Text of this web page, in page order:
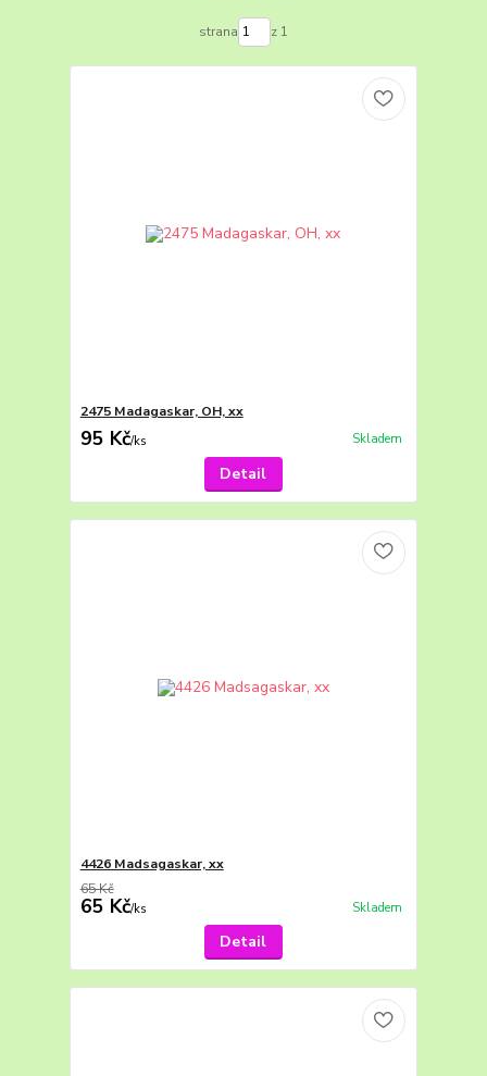
strana z 1
2475 Madagaskar, OH, xx
95 Kč/ks Skladem
Detail
4426 Madsagaskar, xx
65 Kč
65 Kč/ks Skladem
Detail